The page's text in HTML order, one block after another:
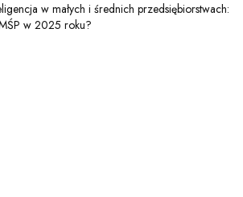
w małych i średnich przedsiębiorstwach:
w 2025 roku?